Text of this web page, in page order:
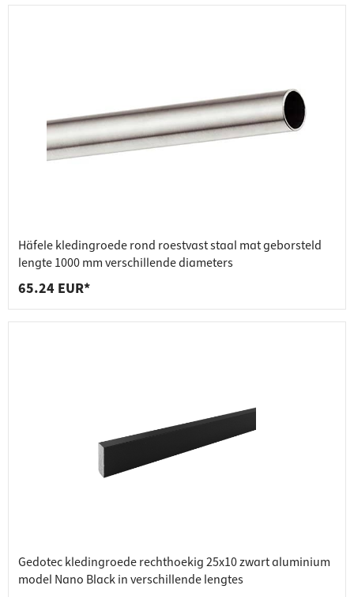
Häfele kledingroede rond roestvast staal mat geborsteld
lengte 1000 mm verschillende diameters
65.24 EUR*
Gedotec kledingroede rechthoekig 25x10 zwart aluminium
model Nano Black in verschillende lengtes